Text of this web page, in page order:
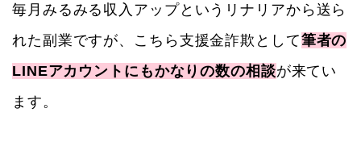
毎月みるみる収入アップというリナリアから送ら
れた副業ですが、こちら支援金詐欺として筆者の
LINEアカウントにもかなりの数の相談が来てい
ます。